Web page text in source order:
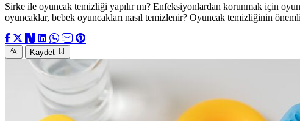
Sirke ile oyuncak temizliği yapılır mı? Enfeksiyonlardan korunmak için
oyuncaklar, bebek oyuncakları nasıl temizlenir? Oyuncak temizliğinin
Kaydet